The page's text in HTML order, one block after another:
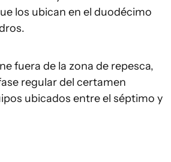
los ubican en el duodécimo
fuera de la zona de repesca,
regular del certamen
ubicados entre el séptimo y